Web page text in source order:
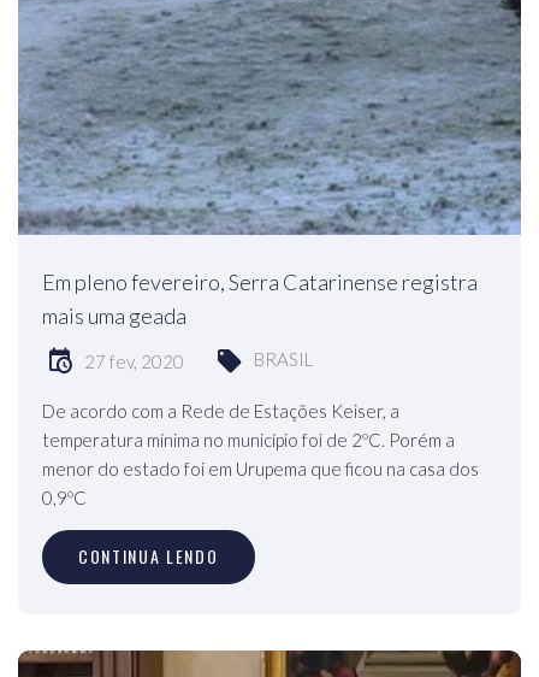
Em pleno fevereiro, Serra Catarinense registra
mais uma geada
27 fev, 2020 BRASIL
De acordo com a Rede de Estações Keiser, a
temperatura mínima no município foi de 2ºC. Porém a
menor do estado foi em Urupema que ficou na casa dos
0,9ºC
CONTINUA LENDO